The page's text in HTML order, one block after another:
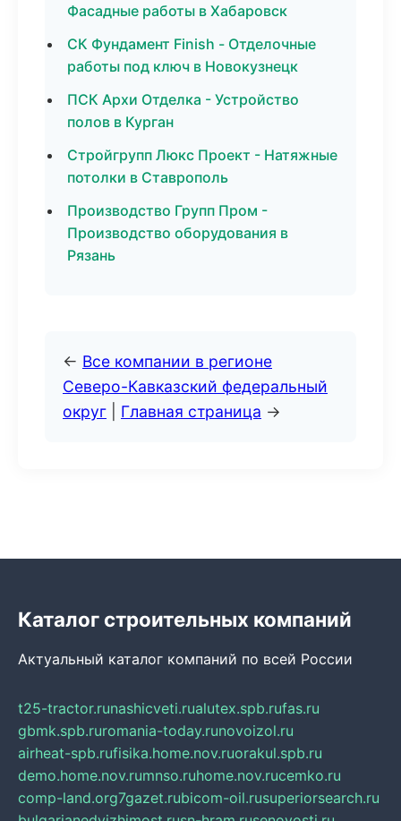
Фасадные работы в Хабаровск
СК Фундамент Finish - Отделочные
работы под ключ в Новокузнецк
ПСК Архи Отделка - Устройство
полов в Курган
Стройгрупп Люкс Проект - Натяжные
потолки в Ставрополь
Производство Групп Пром -
Производство оборудования в
Рязань
← Все компании в регионе
Северо-Кавказский федеральный
округ
Главная страница →
Каталог строительных компаний
Актуальный каталог компаний по всей России
t25-tractor.runashicveti.rualutex.spb.rufas.ru
gbmk.spb.ruromania-today.runovoizol.ru
airheat-spb.rufisika.home.nov.ruorakul.spb.ru
demo.home.nov.rumnso.ruhome.nov.rucemko.ru
comp-land.org7gazet.rubicom-oil.rusuperiorsearch.ru